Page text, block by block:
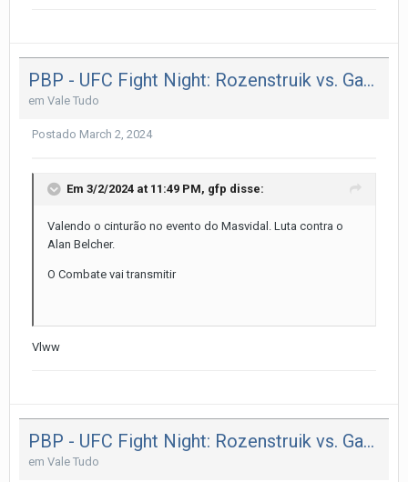
PBP - UFC Fight Night: Rozenstruik vs. Gaziev.
em Vale Tudo
Postado March 2, 2024
Em 3/2/2024 at 11:49 PM, gfp disse:
Valendo o cinturão no evento do Masvidal. Luta contra o
Alan Belcher.
O Combate vai transmitir
Vlww
PBP - UFC Fight Night: Rozenstruik vs. Gaziev.
em Vale Tudo